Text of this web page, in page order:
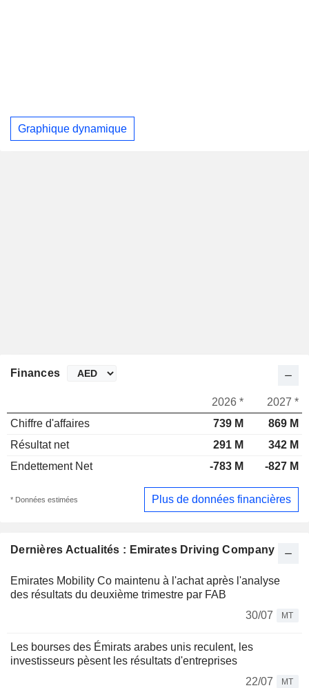
Graphique dynamique
Dernières Actualités : Emirates Driving Company
Emirates Mobility Co maintenu à l'achat après l'analyse
des résultats du deuxième trimestre par FAB
30/07
MT
Les bourses des Émirats arabes unis reculent, les
investisseurs pèsent les résultats d'entreprises
22/07
MT
Finances
2026 *
2027 *
Chiffre d'affaires
739 M
869 M
Résultat net
291 M
342 M
Endettement Net
-783 M -827 M
* Données estimées Plus de données financières